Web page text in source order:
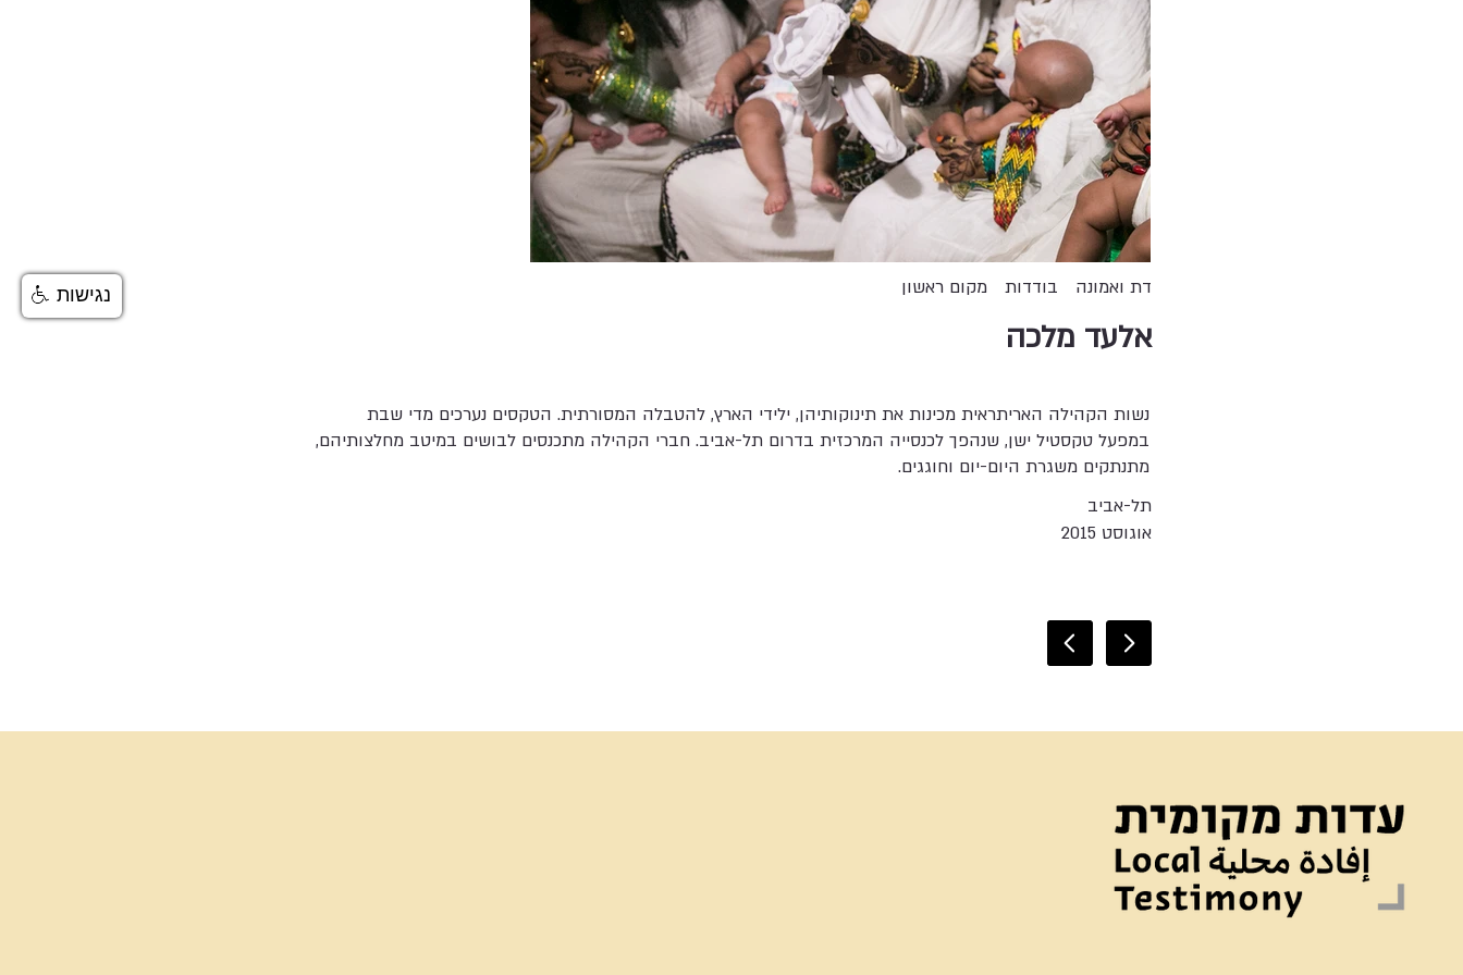
מקום ראשון בודדות דת ואמונה
אלעד מלכה
נשות הקהילה האריתראית מכינות את תינוקותיהן, ילידי הארץ, להטבלה המסורתית. הטקסים נערכים מדי שבת
במפעל טקסטיל ישן, שנהפך לכנסייה המרכזית בדרום תל-אביב. חברי הקהילה מתכנסים לבושים במיטב מחלצותיהם,
מתנתקים משגרת היום-יום וחוגגים.
תל-אביב
אוגוסט 2015
נגישות